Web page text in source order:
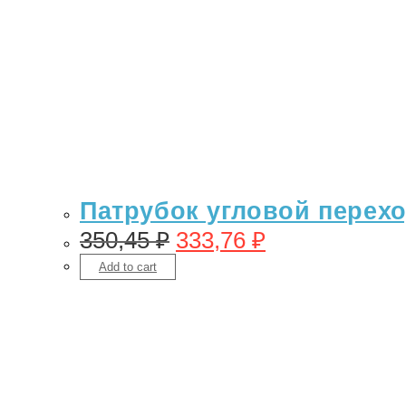
Патрубок угловой
350,45₽ 333,76 ₽
Add to cart